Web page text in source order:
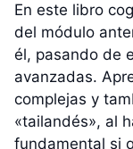
En este libro
del módulo
él, pasando de
avanzadas.
complejas y
«tailandés», al
fundamental si